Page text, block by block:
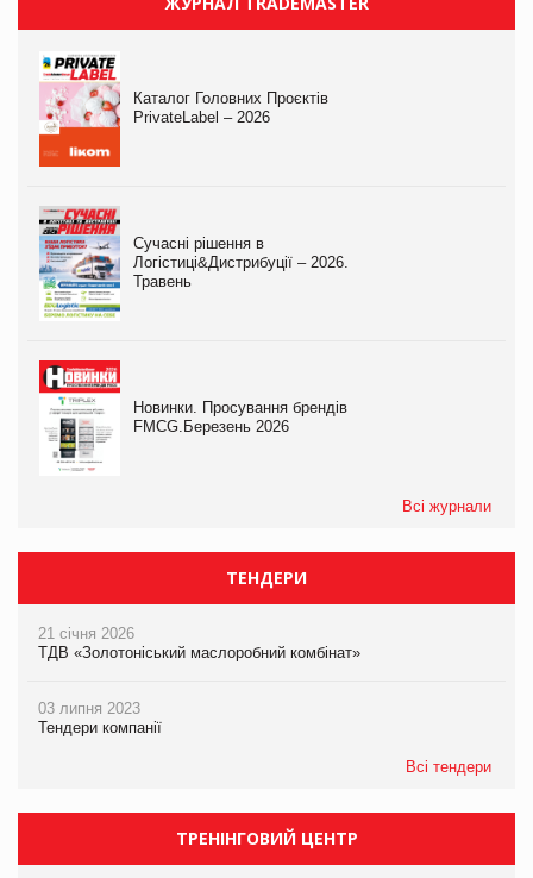
Каталог Головних Проєктів
PrivateLabel – 2026
Сучасні рішення в
Логістиці&Дистрибуції – 2026.
Травень
Новинки. Просування брендів
FMCG.Березень 2026
Всі журнали
ТЕНДЕРИ
21 січня 2026
ТДВ «Золотоніський маслоробний комбінат»
03 липня 2023
Тендери компанії
Всі тендери
ТРЕНІНГОВИЙ ЦЕНТР